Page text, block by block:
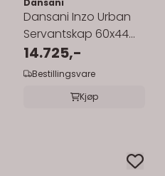
Dansani Inzo Urban
Servantskap 60x44
cm med sort ramme
for enkel ...
14.725,-
Bestillingsvare
Kjøp